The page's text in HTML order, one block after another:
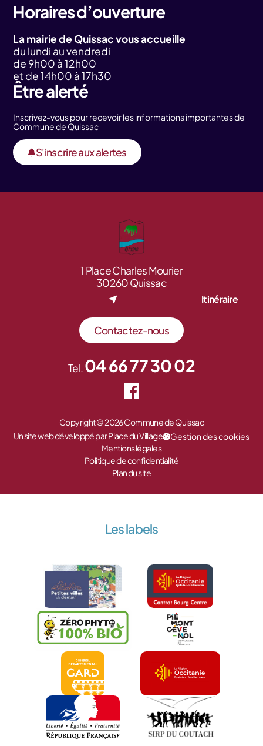
Horaires d’ouverture
La mairie de Quissac vous accueille
du lundi au vendredi
de 9h00 à 12h00
et de 14h00 à 17h30
Être alerté
Inscrivez-vous pour recevoir les informations importantes de
Commune de Quissac
S'inscrire aux alertes
1 Place Charles Mourier
30260 Quissac
Itinéraire
Contactez-nous
Tel.04 66 77 30 02
Copyright © 2026 Commune de Quissac
Un site web développé par Place du Village
Gestion des cookies
Mentions légales
Politique de confidentialité
Plan du site
Les labels